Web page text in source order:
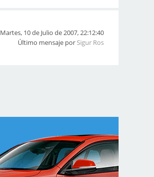
Martes, 10 de Julio de 2007, 22:12:40
Último mensaje por Sigur Ros